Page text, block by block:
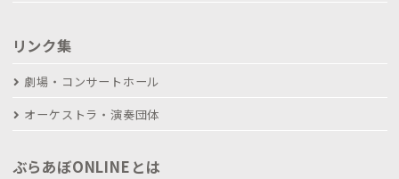
リンク集
劇場・コンサートホール
オーケストラ・演奏団体
ぶらあぼONLINEとは